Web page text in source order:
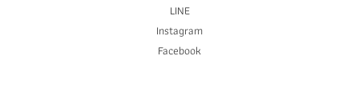
LINE
Instagram
Facebook